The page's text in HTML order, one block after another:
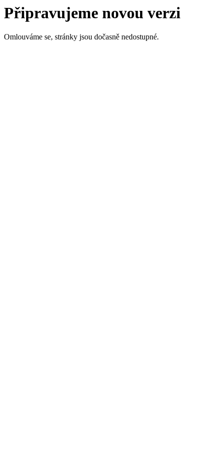
Připravujeme novou verzi
Omlouváme se, stránky jsou dočasně nedostupné.